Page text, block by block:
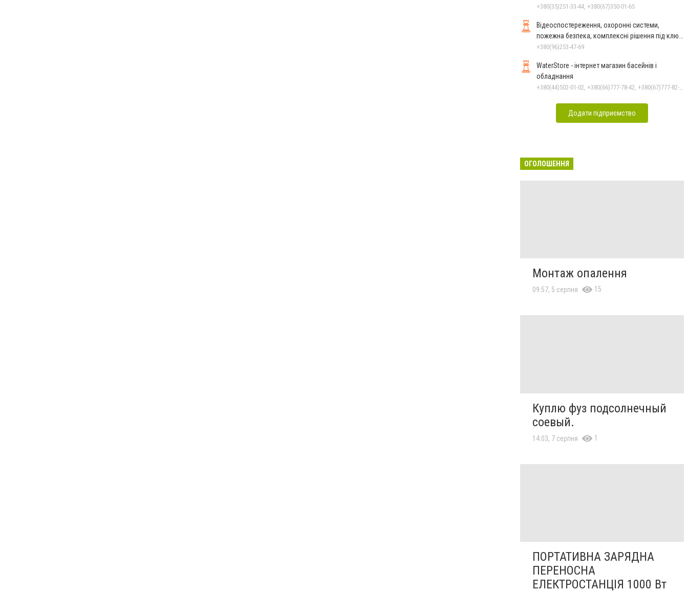
+380(35)251-33-44, +380(67)350-01-65
Відеоспостереження, охоронні системи,
пожежна безпека, комплексні рішення під ключ
Тернопіль
+380(96)253-47-69
WaterStore - інтернет магазин басейнів і
обладнання
+380(44)502-01-02, +380(66)777-78-42, +380(67)777-82-19, +380(67)890-80-80, +380(73)890-80-80, +380(44)502-01-03
Додати підприємство
ОГОЛОШЕННЯ
Монтаж опалення
09:57, 5 серпня 15
Куплю фуз подсолнечный
соевый.
14:03, 7 серпня 1
ПОРТАТИВНА ЗАРЯДНА
ПЕРЕНОСНА
ЕЛЕКТРОСТАНЦІЯ 1000 Вт